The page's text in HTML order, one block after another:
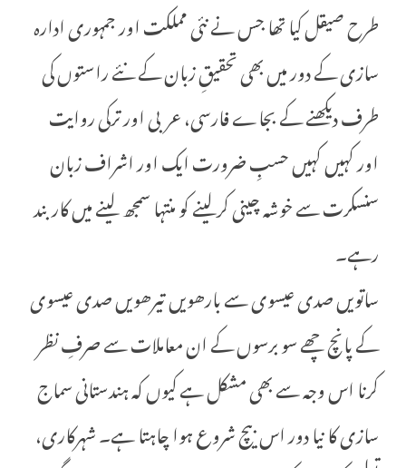
طرح صیقل کیا تھا جس نے نئی مملکت اور جمہوری ادارہ
سازی کے دور میں بھی تحقیقِ زبان کے نئے راستوں کی
طرف دیکھنے کے بجاے فارسی، عربی اور ترکی روایت
اور کہیں کہیں حسبِ ضرورت ایک اور اشراف زبان
سنسکرت سے خوشہ چینی کرلینے کو منتہا سمجھ لینے میں کاربند
رہے۔
ساتویں صدی عیسوی سے بارھویں تیرھویں صدی عیسوی
کے پانچ چھے سو برسوں کے ان معاملات سے صرفِ نظر
کرنا اس وجہ سے بھی مشکل ہے کیوں کہ ہندستانی سماج
سازی کا نیا دور اس بیچ شروع ہوا چاہتا ہے۔ شہرکاری،